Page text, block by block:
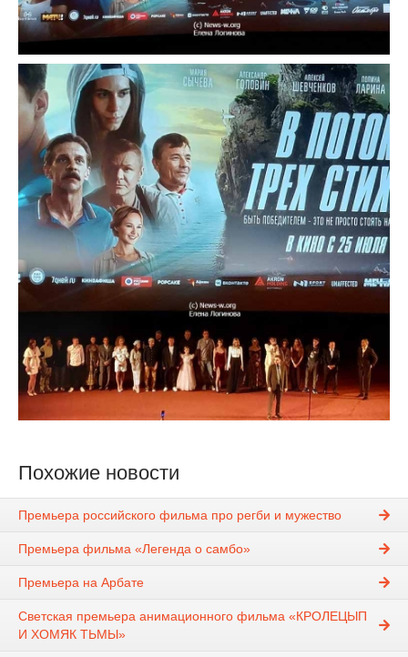
Похожие новости
Премьера российского фильма про регби и мужество
Премьера фильма «Легенда о самбо»
Премьера на Арбате
Светская премьера анимационного фильма «КРОЛЕЦЫП
И ХОМЯК ТЬМЫ»